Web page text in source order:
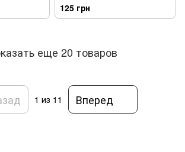
125 грн
еще 20 товаров
1 из 11 Вперед